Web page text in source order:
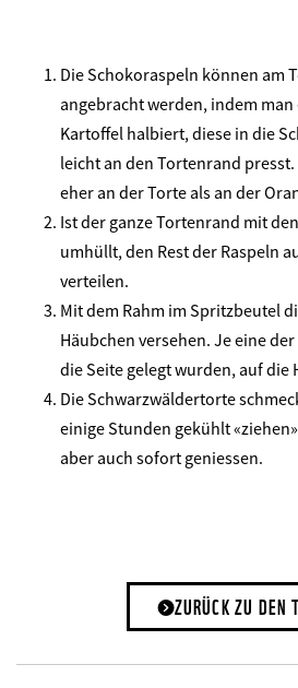
Die Schokoraspeln können am
angebracht werden, indem
Kartoffel halbiert, diese in die
leicht an den Tortenrand
eher an der Torte als an der
Ist der ganze Tortenrand mit
umhüllt, den Rest der Raspeln
verteilen.
Mit dem Rahm im Spritzbeutel
Häubchen versehen. Je eine
die Seite gelegt wurden, auf die
Die Schwarzwäldertorte
einige Stunden gekühlt
aber auch sofort geniessen.
ZURÜCK ZU DEN